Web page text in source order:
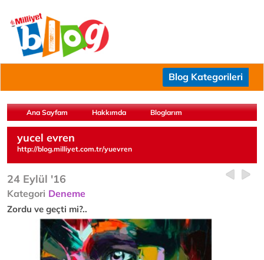
Blog Kategorileri
Ana Sayfam Hakkımda Bloglarım
yucel evren
http://blog.milliyet.com.tr/yuevren
24 Eylül '16
Kategori Deneme
Zordu ve geçti mi?..